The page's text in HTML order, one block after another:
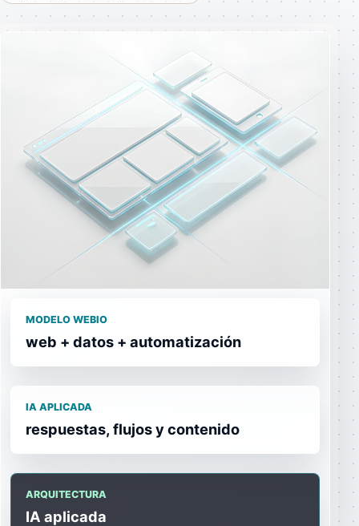
MODELO WEBIO
web + datos + automatización
IA APLICADA
respuestas, flujos y contenido
ARQUITECTURA
IA aplicada